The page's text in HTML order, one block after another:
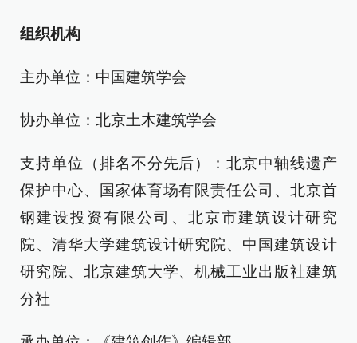
组织机构
主办单位：中国建筑学会
协办单位：北京土木建筑学会
支持单位（排名不分先后）：北京中轴线遗产
保护中心、国家体育场有限责任公司、北京首
钢建设投资有限公司、北京市建筑设计研究
院、清华大学建筑设计研究院、中国建筑设计
研究院、北京建筑大学、机械工业出版社建筑
分社